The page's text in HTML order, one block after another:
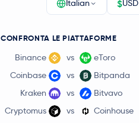
Italian $USD
CONFRONTA LE PIATTAFORME
Binance vs
eToro
Coinbase
vs
Bitpanda
Kraken
vs
Bitvavo
Cryptomus
vs Coinhouse